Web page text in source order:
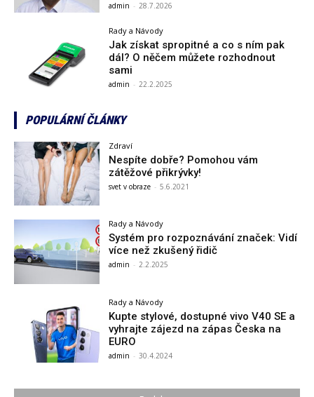
admin - 28.7.2026
Rady a Návody
Jak získat spropitné a co s ním pak
dál? O něčem můžete rozhodnout
sami
admin - 22.2.2025
POPULÁRNÍ ČLÁNKY
Zdraví
Nespíte dobře? Pomohou vám
zátěžové přikrývky!
svet v obraze - 5.6.2021
Rady a Návody
Systém pro rozpoznávání značek: Vidí
více než zkušený řidič
admin - 2.2.2025
Rady a Návody
Kupte stylové, dostupné vivo V40 SE a
vyhrajte zájezd na zápas Česka na
EURO
admin - 30.4.2024